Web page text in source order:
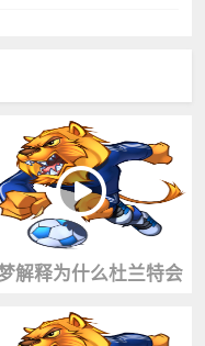
解释为什么杜兰特会
为76人强于宇宙勇：典